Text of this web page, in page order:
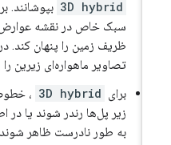
3D hybrid بپوشانند.
سبک خاص در نقشه عوارض
ظریف زمین را پنهان کند. در
تصاویر ماهواره‌ای زیرین را
برای 3D hybrid ، خطوط
زیر پل‌ها رندر شوند یا در
به طور نادرست ظاهر شوند.